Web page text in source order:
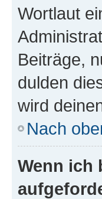
Wortlaut
Beiträge,
dulden
wird
Nach
Wenn ich